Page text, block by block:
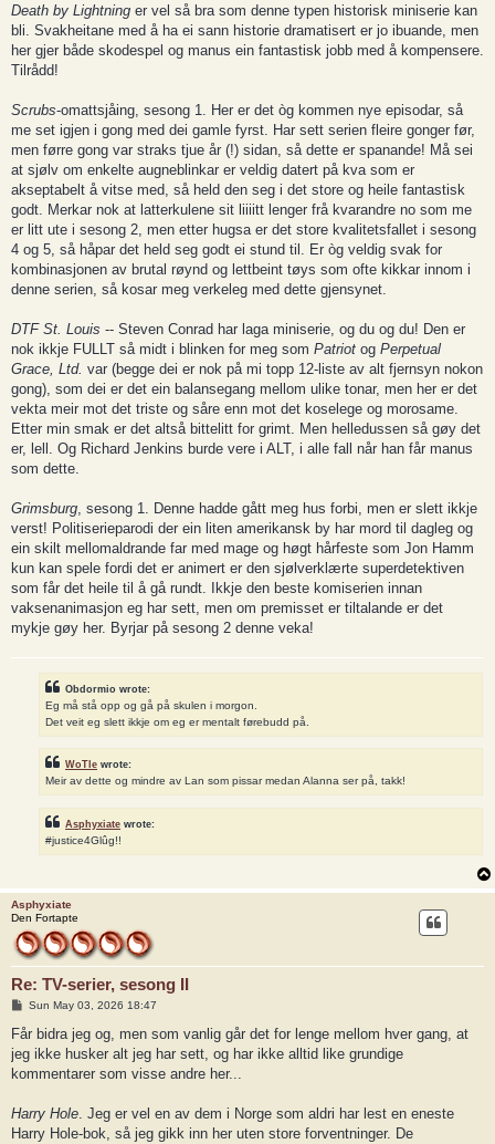
Death by Lightning er vel så bra som denne typen historisk miniserie kan
bli. Svakheitane med å ha ei sann historie dramatisert er jo ibuande, men
her gjer både skodespel og manus ein fantastisk jobb med å kompensere.
Tilrådd!
Scrubs-omattsjåing, sesong 1. Her er det òg kommen nye episodar, så
me set igjen i gong med dei gamle fyrst. Har sett serien fleire gonger før,
men førre gong var straks tjue år (!) sidan, så dette er spanande! Må sei
at sjølv om enkelte augneblinkar er veldig datert på kva som er
akseptabelt å vitse med, så held den seg i det store og heile fantastisk
godt. Merkar nok at latterkulene sit liiiitt lenger frå kvarandre no som me
er litt ute i sesong 2, men etter hugsa er det store kvalitetsfallet i sesong
4 og 5, så håpar det held seg godt ei stund til. Er òg veldig svak for
kombinasjonen av brutal røynd og lettbeint tøys som ofte kikkar innom i
denne serien, så kosar meg verkeleg med dette gjensynet.
DTF St. Louis -- Steven Conrad har laga miniserie, og du og du! Den er
nok ikkje FULLT så midt i blinken for meg som Patriot og Perpetual
Grace, Ltd. var (begge dei er nok på mi topp 12-liste av alt fjernsyn nokon
gong), som dei er det ein balansegang mellom ulike tonar, men her er det
vekta meir mot det triste og såre enn mot det koselege og morosame.
Etter min smak er det altså bittelitt for grimt. Men helledussen så gøy det
er, lell. Og Richard Jenkins burde vere i ALT, i alle fall når han får manus
som dette.
Grimsburg , sesong 1. Denne hadde gått meg hus forbi, men er slett ikkje
verst! Politiserieparodi der ein liten amerikansk by har mord til dagleg og
ein skilt mellomaldrande far med mage og høgt hårfeste som Jon Hamm
kun kan spele fordi det er animert er den sjølverklærte superdetektiven
som får det heile til å gå rundt. Ikkje den beste komiserien innan
vaksenanimasjon eg har sett, men om premisset er tiltalande er det
mykje gøy her. Byrjar på sesong 2 denne veka!
Obdormio wrote:
Eg må stå opp og gå på skulen i morgon.
Det veit eg slett ikkje om eg er mentalt førebudd på.
WoTle wrote:
Meir av dette og mindre av Lan som pissar medan Alanna ser på, takk!
Asphyxiate wrote:
#justice4Glûg!!
Asphyxiate
Den Fortapte
Re: TV-serier, sesong II
P
s
Sun May 03, 2026 18:47
Får bidra jeg og, men som vanlig går det for lenge mellom hver gang, at
jeg ikke husker alt jeg har sett, og har ikke alltid like grundige
kommentarer som visse andre her...
Harry Hole. Jeg er vel en av dem i Norge som aldri har lest en eneste
Harry Hole-bok, så jeg gikk inn her uten store forventninger. De